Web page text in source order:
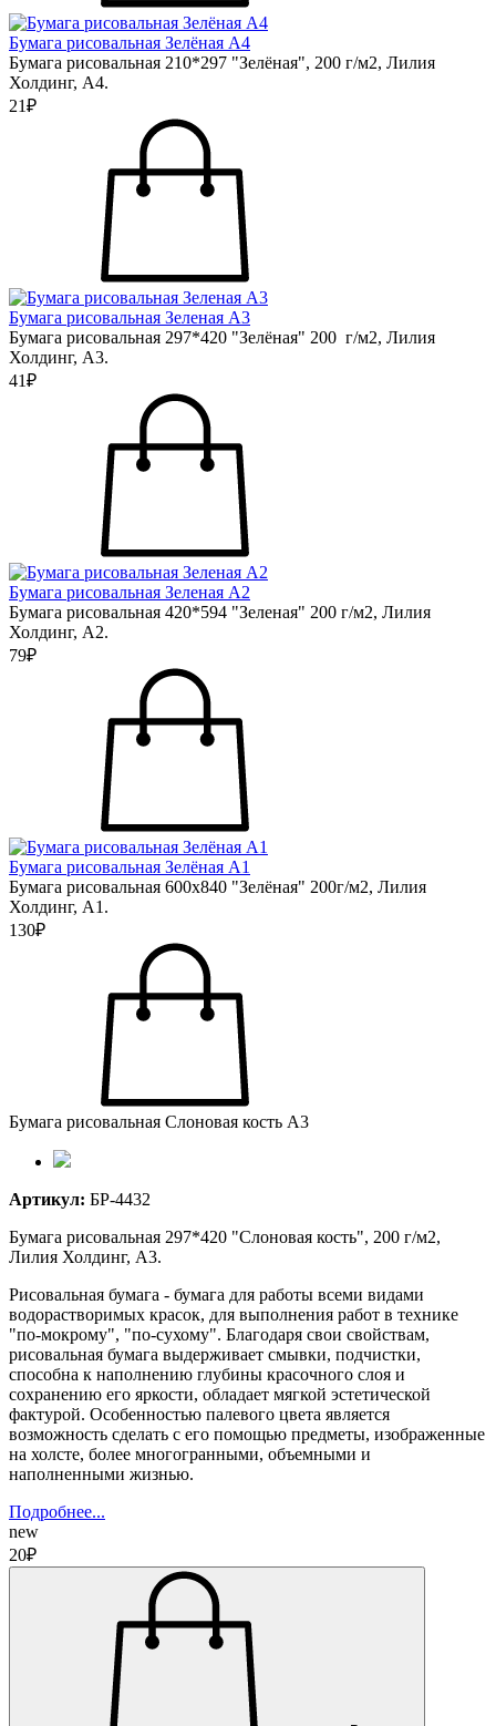
Бумага рисовальная Зелёная А4
Бумага рисовальная 210*297 "Зелёная", 200 г/м2, Лилия
Холдинг, А4.
21₽
Бумага рисовальная Зеленая А3
Бумага рисовальная 297*420 "Зелёная" 200 г/м2, Лилия
Холдинг, А3.
41₽
Бумага рисовальная Зеленая А2
Бумага рисовальная 420*594 "Зеленая" 200 г/м2, Лилия
Холдинг, А2.
79₽
Бумага рисовальная Зелёная А1
Бумага рисовальная 600х840 "Зелёная" 200г/м2, Лилия
Холдинг, А1.
130₽
Бумага рисовальная Слоновая кость А3
Артикул: БР-4432
Бумага рисовальная 297*420 "Слоновая кость", 200 г/м2,
Лилия Холдинг, А3.
Рисовальная бумага - бумага для работы всеми видами
водорастворимых красок, для выполнения работ в технике
"по-мокрому", "по-сухому". Благодаря свои свойствам,
рисовальная бумага выдерживает смывки, подчистки,
способна к наполнению глубины красочного слоя и
сохранению его яркости, обладает мягкой эстетической
фактурой. Особенностью палевого цвета является
возможность сделать с его помощью предметы, изображенные
на холсте, более многогранными, объемными и
наполненными жизнью.
Подробнее...
new
20₽